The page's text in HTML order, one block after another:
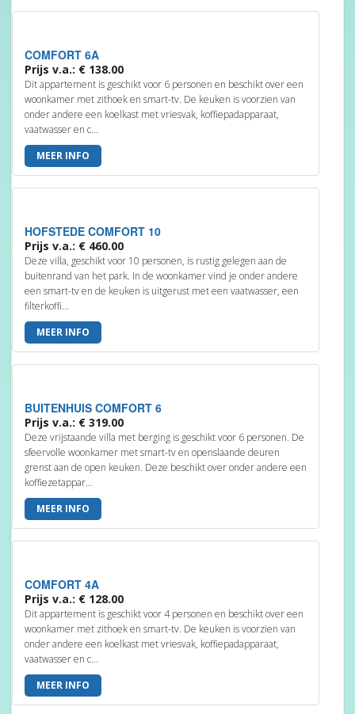
COMFORT 6A
Prijs v.a.: € 138.00
Dit appartement is geschikt voor 6 personen en beschikt over een
woonkamer met zithoek en smart-tv. De keuken is voorzien van
onder andere een koelkast met vriesvak, koffiepadapparaat,
vaatwasser en c...
MEER INFO
HOFSTEDE COMFORT 10
Prijs v.a.: € 460.00
Deze villa, geschikt voor 10 personen, is rustig gelegen aan de
buitenrand van het park. In de woonkamer vind je onder andere
een smart-tv en de keuken is uitgerust met een vaatwasser, een
filterkoffi...
MEER INFO
BUITENHUIS COMFORT 6
Prijs v.a.: € 319.00
Deze vrijstaande villa met berging is geschikt voor 6 personen. De
sfeervolle woonkamer met smart-tv en openslaande deuren
grenst aan de open keuken. Deze beschikt over onder andere een
koffiezetappar...
MEER INFO
COMFORT 4A
Prijs v.a.: € 128.00
Dit appartement is geschikt voor 4 personen en beschikt over een
woonkamer met zithoek en smart-tv. De keuken is voorzien van
onder andere een koelkast met vriesvak, koffiepadapparaat,
vaatwasser en c...
MEER INFO